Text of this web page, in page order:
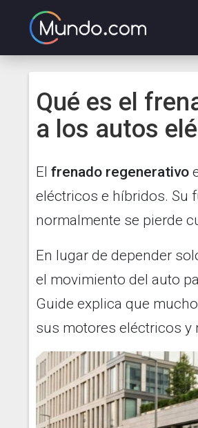
Qué es el
a los autos
El frenado regenerativo
eléctricos e híbridos. Su
normalmente se pierde
En lugar de depender
el movimiento del auto
Guide explica que
sus motores eléctricos y